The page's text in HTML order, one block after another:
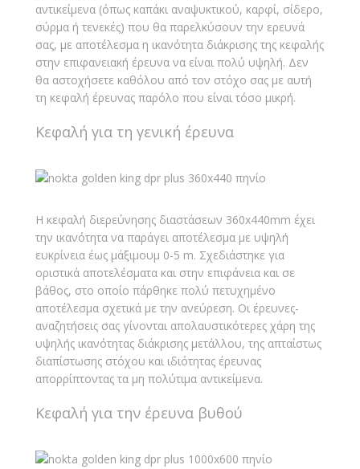
αντικείμενα (όπως καπάκι αναψυκτικού, καρφί, σίδερο,
σύρμα ή τενεκές) που θα παρελκύσουν την ερευνά
σας, με αποτέλεσμα η ικανότητα διάκρισης της κεφαλής
στην επιφανειακή έρευνα να είναι πολύ υψηλή. Δεν
θα αστοχήσετε καθόλου από τον στόχο σας με αυτή
τη κεφαλή έρευνας παρόλο που είναι τόσο μικρή.
Κεφαλή για τη γενική έρευνα
Η κεφαλή διερεύνησης διαστάσεων 360x440mm έχει
την ικανότητα να παράγει αποτέλεσμα με υψηλή
ευκρίνεια έως μάξιμουμ 0-5 m. Σχεδιάστηκε για
οριστικά αποτελέσματα και στην επιφάνεια και σε
βάθος, στο οποίο πάρθηκε πολύ πετυχημένο
αποτέλεσμα σχετικά με την ανεύρεση. Οι έρευνες-
αναζητήσεις σας γίνονται απολαυστικότερες χάρη της
υψηλής ικανότητας διάκρισης μετάλλου, της απταίστως
διαπίστωσης στόχου και ιδιότητας έρευνας
απορρίπτοντας τα μη πολύτιμα αντικείμενα.
Κεφαλή για την έρευνα βυθού